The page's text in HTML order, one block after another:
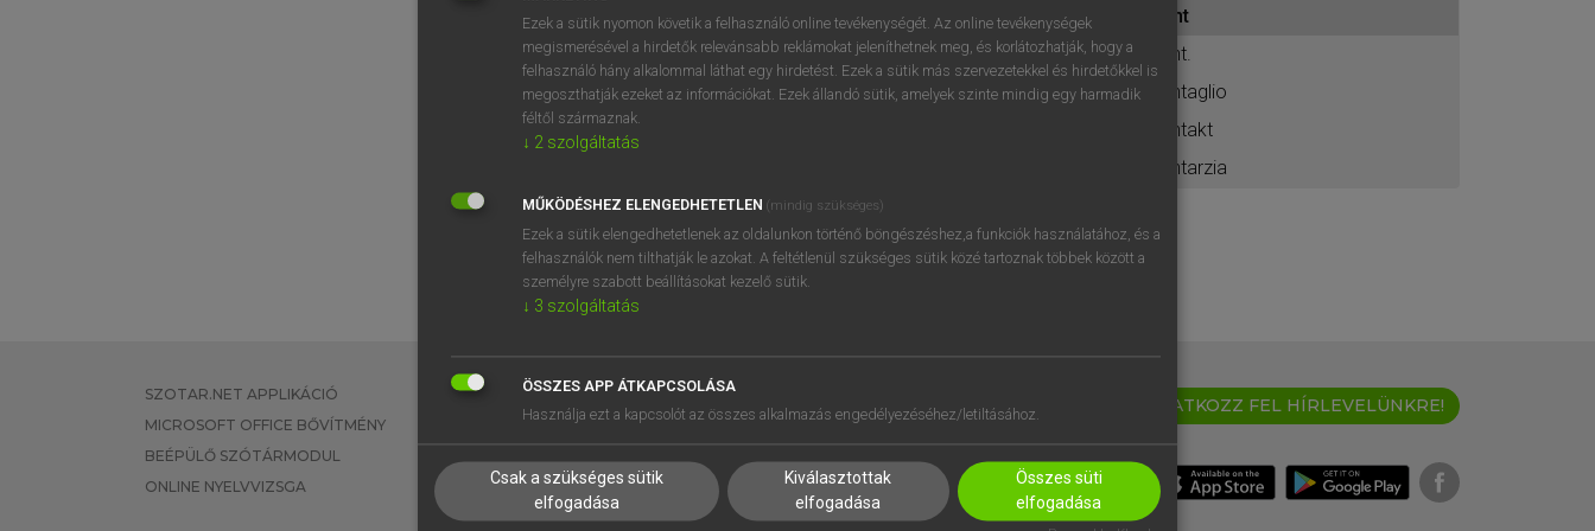
BELÉPÉS
próbaverziójának elindításához
regisztrálok ésbelépek.
REGISZTRÁCIÓ
int
int.
intaglio
intakt
intarzia
SZOTAR.NET APPLIKÁCIÓ
MICROSOFT OFFICE BŐVÍTMÉNY
BEÉPÜLŐ SZÓTÁRMODUL
ONLINE NYELVVIZSGA
EGYÉNI FELHASZNÁLÓKNAK
TANULÓKNAK
VÁLLALATI MEGOLDÁSOK
SÚGÓ
RÓLUNK
SÜTI BEÁLLÍTÁSOK
IRATKOZZ FEL HÍRLEVELÜNKRE!
Ezek a sütik nyomon követik a felhasználó online tevékenységét. Az online tevékenységek
megismerésével a hirdetők relevánsabb reklámokat jeleníthetnek meg, és korlátozhatják, hogy a
felhasználó hány alkalommal láthat egy hirdetést. Ezek a sütik más szervezetekkel és hirdetőkkel is
megoszthatják ezeket az információkat. Ezek állandó sütik, amelyek szinte mindig egy harmadik
féltől származnak.
↓ 2 szolgáltatás
MŰKÖDÉSHEZ ELENGEDHETETLEN (mindig szükséges)
Ezek a sütik elengedhetetlenek az oldalunkon történő böngészéshez,a funkciók használatához, és a
felhasználók nem tilthatják le azokat. A feltétlenül szükséges sütik közé tartoznak többek között a
személyre szabott beállításokat kezelő sütik.
↓ 3 szolgáltatás
ÖSSZES APP ÁTKAPCSOLÁSA
Használja ezt a kapcsolót az összes alkalmazás engedélyezéséhez/letiltásához.
Csak a szükséges sütik
elfogadása
Kiválasztottak
elfogadása
Összes süti
elfogadása